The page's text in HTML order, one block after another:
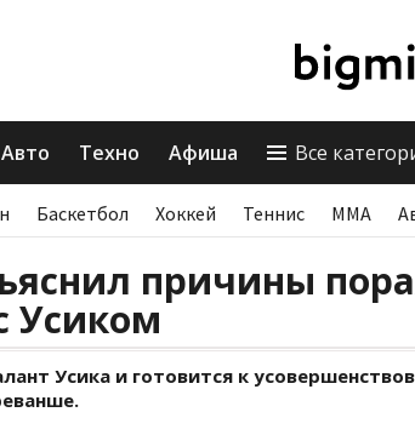
Авто Техно Афиша Все
Баскетбол Хоккей Теннис ММА
причины
Усиком
Усика и готовится к